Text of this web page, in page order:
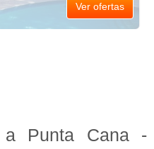
Ver ofertas
a Punta Cana -